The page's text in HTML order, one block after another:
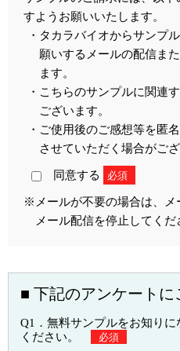
すようお願いいたします。
・タカラバイオからサンプ
願いするメールの配信ま
ます。
・こちらのサンプルに関連
ございます。
・ご使用後のご感想等を匿
させていただく場合がござ
同意する 必須
※メールが不要の場合は、メ
メール配信を停止してくだ
■ 下記のアンケートに
Q1．無料サンプルをお知り
ください。
必須